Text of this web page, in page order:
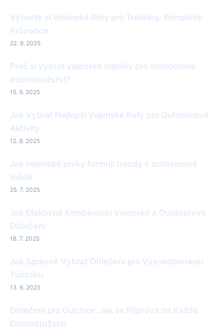
Vyberte si Vojenské Boty pro Trekking: Kompletní
Průvodce
22. 9. 2025
Proč si vybrat vojenské tepláky pro outdoorové
dobrodružství?
15. 9. 2025
Jak Vybrat Nejlepší Vojenské Boty pro Outdoorové
Aktivity
12. 8. 2025
Jak vojenské prvky formují trendy v outdoorové
módě
25. 7. 2025
Jak Efektivně Kombinovat Vojenské a Outdoorové
Oblečení
18. 7. 2025
Jak Správně Vybrat Oblečení pro Vysokohorskou
Turistiku
13. 6. 2025
Oblečení pro Outdoor: Jak se Připravit na Každé
Dobrodružství